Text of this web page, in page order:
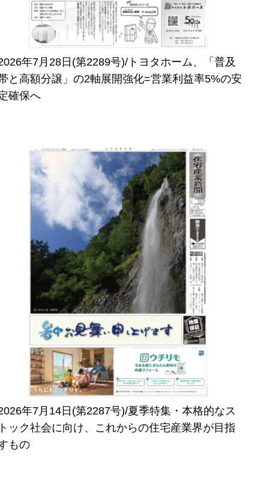
年7月28日(第2289号)/トヨタホーム、「普及
と高額分譲」の2軸展開強化=営業利益率5%の安
確保へ
年7月14日(第2287号)/夏季特集・本格的なス
ック社会に向け、これからの住宅産業界が目指
もの